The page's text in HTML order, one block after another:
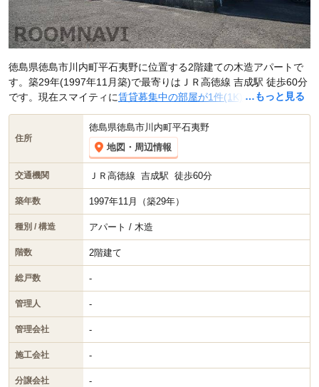
…もっと見る
徳島県徳島市川内町平石夷野に位置する2階建ての木造アパートで
す。築29年(1997年11月築)で最寄りはＪＲ高徳線 吉成駅 徒歩60分
です。現在スマイティに賃貸募集中の部屋が1件(1K)
掲載されてい
ます。
住所
徳島県徳島市川内町平石夷野
地図・周辺情報
交通機関 ＪＲ高徳線 吉成駅 徒歩60分
築年数 1997年11月（築29年）
種別 / 構造 アパート / 木造
階数 2階建て
総戸数 -
管理人 -
管理会社 -
施工会社 -
分譲会社 -